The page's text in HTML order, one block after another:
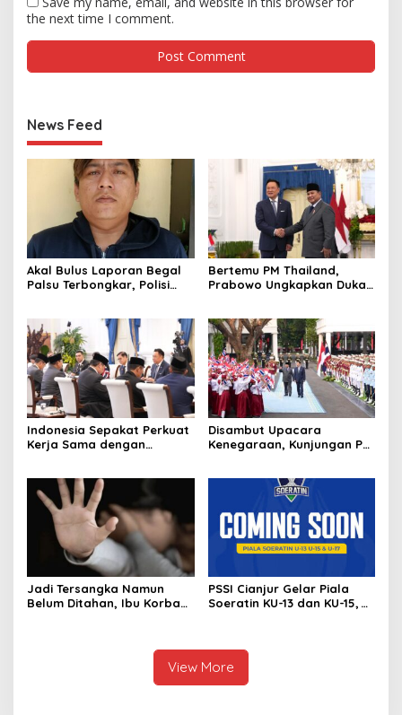
the next time I comment.
News Feed
Akal Bulus Laporan Begal
Palsu Terbongkar, Polisi
Bertemu PM Thailand,
Prabowo Ungkapkan Duka
Raja Thailand
Indonesia Sepakat Perkuat
Kerja Sama dengan
Disambut Upacara
Kenegaraan, Kunjungan PM
Jadi Tersangka Namun
Belum Ditahan, Ibu Korban
Kasus Rudapksa Sampai
PSSI Cianjur Gelar Piala
Soeratin KU-13 dan KU-15,
View More